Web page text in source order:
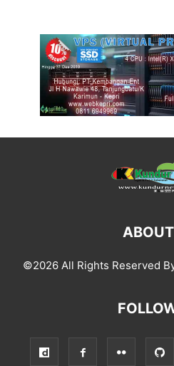
©2026 All Rights Reserved